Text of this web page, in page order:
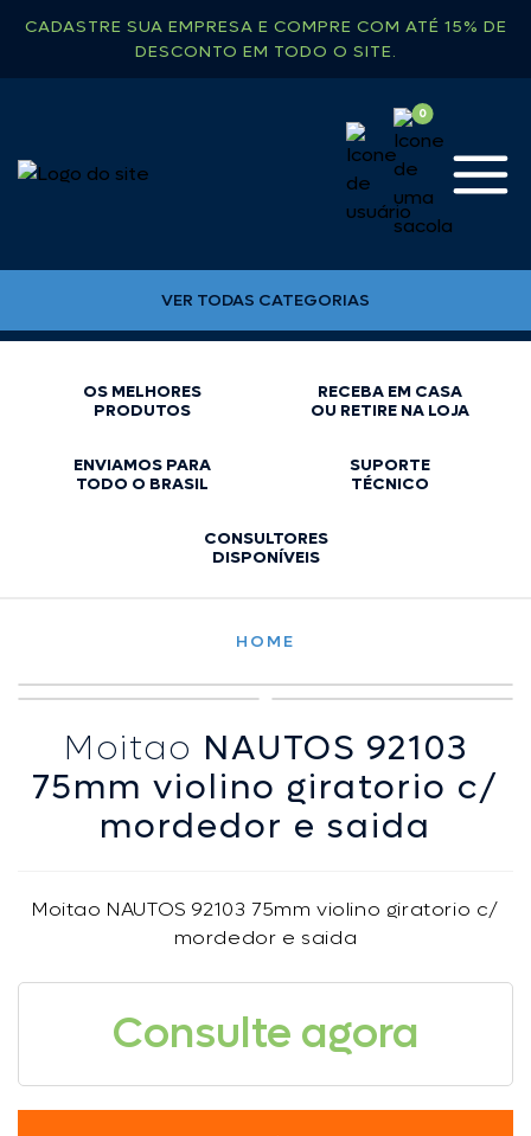
CADASTRE SUA EMPRESA E COMPRE COM ATÉ 15% DE
DESCONTO EM TODO O SITE.
VER TODAS CATEGORIAS
OS MELHORES
PRODUTOS
RECEBA EM CASA
OU RETIRE NA LOJA
ENVIAMOS PARA
TODO O BRASIL
SUPORTE
TÉCNICO
CONSULTORES
DISPONÍVEIS
HOME
Moitao NAUTOS 92103
75mm violino giratorio c/
mordedor e saida
Moitao NAUTOS 92103 75mm violino giratorio c/
mordedor e saida
Consulte agora